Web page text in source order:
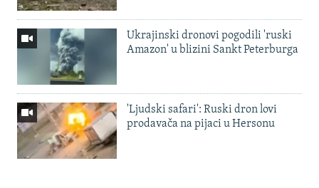
Ukrajinski dronovi pogodili 'ruski
Amazon' u blizini Sankt Peterburga
'Ljudski safari': Ruski dron lovi
prodavača na pijaci u Hersonu